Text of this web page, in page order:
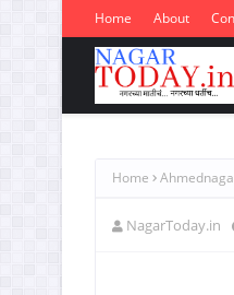
Home About
Home
NagarToday.in